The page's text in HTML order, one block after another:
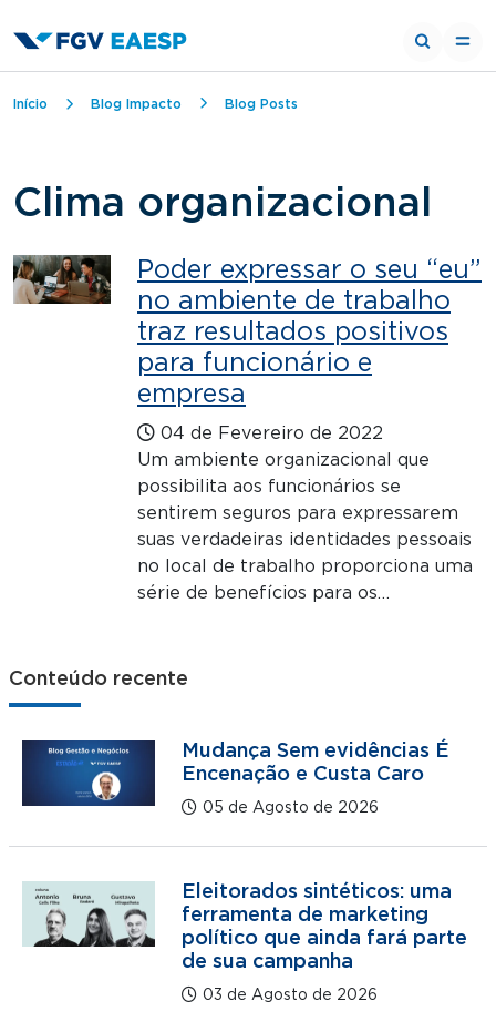
Trilha de navegação
Início Blog Impacto Blog Posts
Clima organizacional
Poder expressar o seu “eu”
no ambiente de trabalho
traz resultados positivos
para funcionário e
empresa
04 de Fevereiro de 2022
Um ambiente organizacional que
possibilita aos funcionários se
sentirem seguros para expressarem
suas verdadeiras identidades pessoais
no local de trabalho proporciona uma
série de benefícios para os…
Conteúdo recente
Mudança Sem evidências É
Encenação e Custa Caro
05 de Agosto de 2026
Eleitorados sintéticos: uma
ferramenta de marketing
político que ainda fará parte
de sua campanha
03 de Agosto de 2026